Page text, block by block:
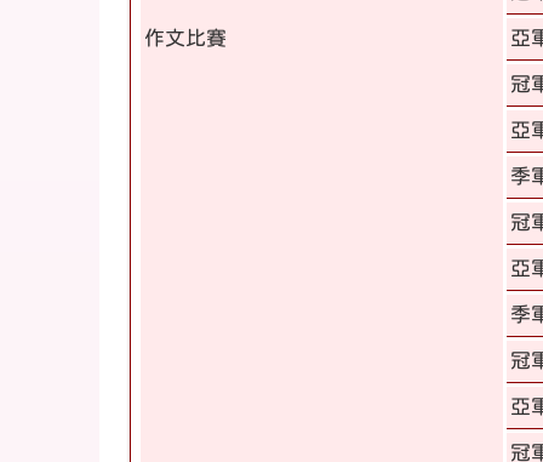
作文比賽 亞
冠
亞
季
冠
亞
季
冠
亞
冠